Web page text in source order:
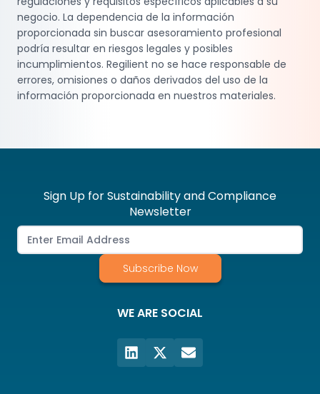
negocio. La dependencia de la información
proporcionada sin buscar asesoramiento profesional
podría resultar en riesgos legales y posibles
incumplimientos. Regilient no se hace responsable de
errores, omisiones o daños derivados del uso de la
información proporcionada en nuestros materiales.
Sign Up for Sustainability and Compliance
Newsletter
Subscribe Now
WE ARE SOCIAL